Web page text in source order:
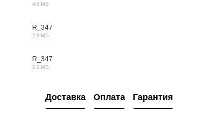
4.5 МБ
R_347
2.9 МБ
R_347
2.2 МБ
Доставка Оплата Гарантия